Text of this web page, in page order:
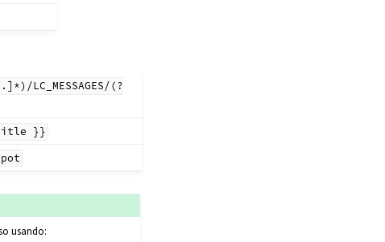
LC_MESSAGES/(?
}}
usando: